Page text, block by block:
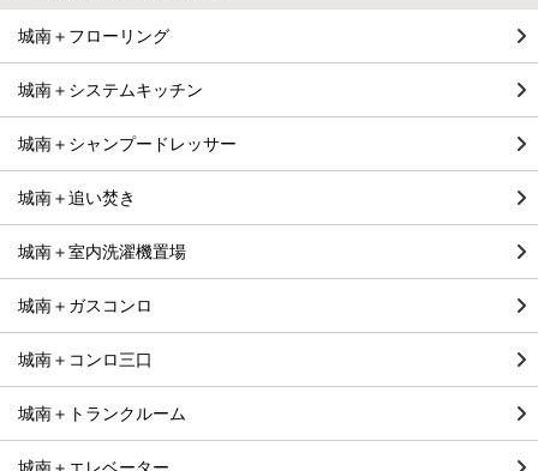
城南＋フローリング
城南＋システムキッチン
城南＋シャンプードレッサー
城南＋追い焚き
城南＋室内洗濯機置場
城南＋ガスコンロ
城南＋コンロ三口
城南＋トランクルーム